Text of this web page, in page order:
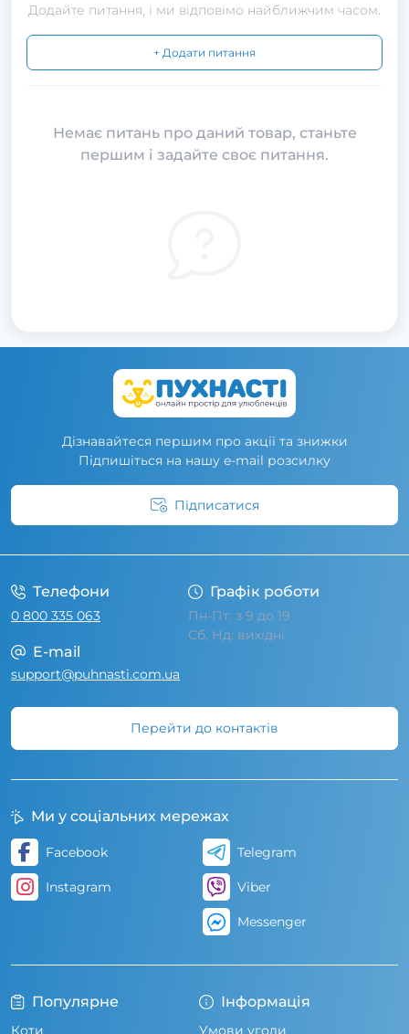
Додайте питання, і ми відповімо найближчим часом.
+ Додати питання
Немає питань про даний товар, станьте
першим і задайте своє питання.
Дізнавайтеся першим про акції та знижки
Підпишіться на нашу e-mail розсилку
Підписатися
Телефони
0 800 335 063
Графік роботи
Пн-Пт: з 9 до 19
Сб, Нд: вихідні
E-mail
support@puhnasti.com.ua
Перейти до контактів
Популярне
Коти
Інформація
Умови угоди
Ми у соціальних мережах
Facebook
Instagram
Telegram
Viber
Messenger